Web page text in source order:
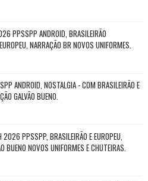
PPSSPP ANDROID, BRASILEIRÃO
NARRAÇÃO BR NOVOS UNIFORMES.
ANDROID, NOSTALGIA - COM BRASILEIRÃO E
GALVÃO BUENO.
PPSSPP, BRASILEIRÃO E EUROPEU,
BUENO NOVOS UNIFORMES E CHUTEIRAS.